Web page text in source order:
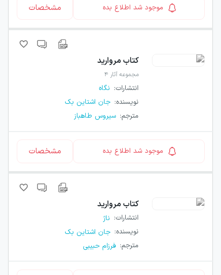
موجود شد اطلاع بده مشخصات
کتاب مروارید
مجموعه آثار ۴
انتشارات: نگاه
نویسنده: جان اشتاین بک
مترجم: سیروس طاهباز
موجود شد اطلاع بده مشخصات
کتاب مروارید
انتشارات: ناژ
نویسنده: جان اشتاین بک
مترجم: فرزام حبیبی